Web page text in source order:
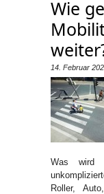
Wie
14. Februar
Was wird
Roller,